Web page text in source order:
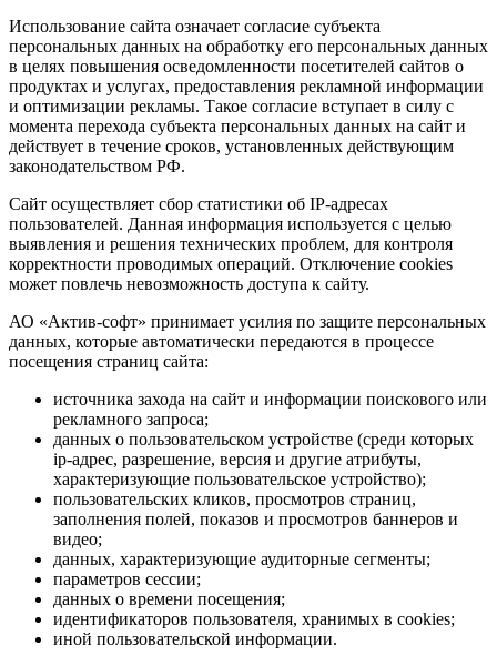
Использование сайта означает согласие субъекта
персональных данных на обработку его персональных данных
в целях повышения осведомленности посетителей сайтов о
продуктах и услугах, предоставления рекламной информации
и оптимизации рекламы. Такое согласие вступает в силу с
момента перехода субъекта персональных данных на сайт и
действует в течение сроков, установленных действующим
законодательством РФ.
Сайт осуществляет сбор статистики об IP-адресах
пользователей. Данная информация используется с целью
выявления и решения технических проблем, для контроля
корректности проводимых операций. Отключение cookies
может повлечь невозможность доступа к сайту.
АО «Актив-софт» принимает усилия по защите персональных
данных, которые автоматически передаются в процессе
посещения страниц сайта:
источника захода на сайт и информации поискового или
рекламного запроса;
данных о пользовательском устройстве (среди которых
ip-адрес, разрешение, версия и другие атрибуты,
характеризующие пользовательское устройство);
пользовательских кликов, просмотров страниц,
заполнения полей, показов и просмотров баннеров и
видео;
данных, характеризующие аудиторные сегменты;
параметров сессии;
данных о времени посещения;
идентификаторов пользователя, хранимых в cookies;
иной пользовательской информации.